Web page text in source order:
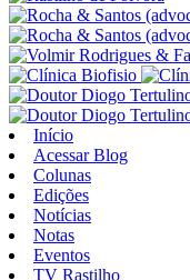
Início
Acessar Blog
Colunas
Edições
Notícias
Notas
Eventos
TV Rastilho